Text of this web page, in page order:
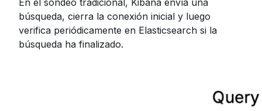
En el sondeo tradicional, Kibana envía una
búsqueda, cierra la conexión inicial y luego
verifica periódicamente en Elasticsearch si la
búsqueda ha finalizado.